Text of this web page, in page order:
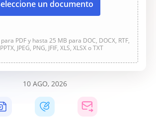
un documento
PDF y hasta 25 MB para DOC, DOCX, RTF,
JPEG, PNG, JFIF, XLS, XLSX o TXT
10 AGO, 2026